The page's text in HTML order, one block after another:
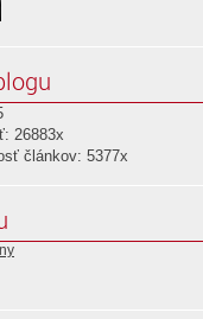
26883x
článkov: 5377x